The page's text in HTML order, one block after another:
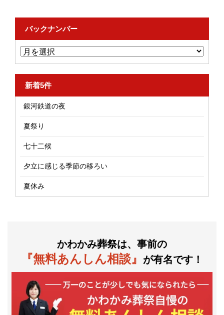
バックナンバー
新着5件
銀河鉄道の夜
夏祭り
七十二候
夕立に感じる季節の移ろい
夏休み
かわかみ葬祭は、事前の
『無料あんしん相談』 が有名です！